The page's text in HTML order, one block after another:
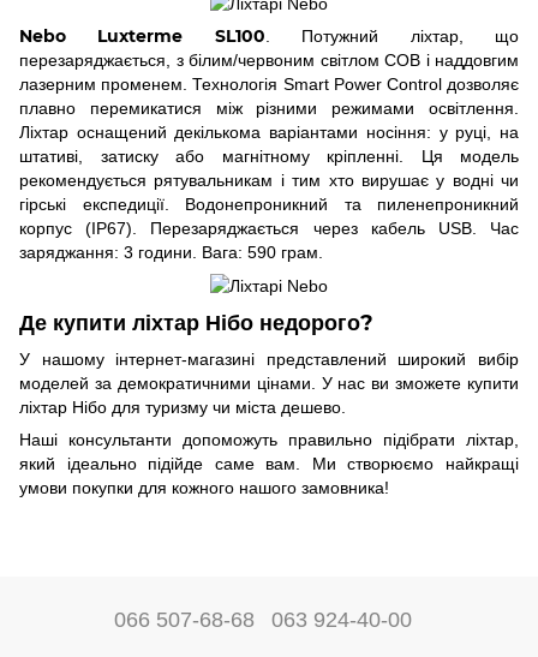
Nebo Luxterme SL100 . Потужний ліхтар, що
перезаряджається, з білим/червоним світлом COB і наддовгим
лазерним променем. Технологія Smart Power Control дозволяє
плавно перемикатися між різними режимами освітлення.
Ліхтар оснащений декількома варіантами носіння: у руці, на
штативі, затиску або магнітному кріпленні. Ця модель
рекомендується рятувальникам і тим хто вирушає у водні чи
гірські експедиції. Водонепроникний та пиленепроникний
корпус (IP67). Перезаряджається через кабель USB. Час
заряджання: 3 години. Вага: 590 грам.
Де купити ліхтар Нібо недорого?
У нашому інтернет-магазині представлений широкий вибір
моделей за демократичними цінами. У нас ви зможете купити
ліхтар Нібо для туризму чи міста дешево.
Наші консультанти допоможуть правильно підібрати ліхтар,
який ідеально підійде саме вам. Ми створюємо найкращі
умови покупки для кожного нашого замовника!
066 507-68-68 063 924-40-00